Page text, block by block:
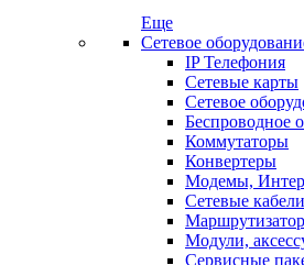
Еще
Сетевое
IP Телефония
Сетевые карты
Сетевое
Беспроводное
Коммутаторы
Конвертеры
Модемы,
Сетевые кабели
Модули,
Сервисные